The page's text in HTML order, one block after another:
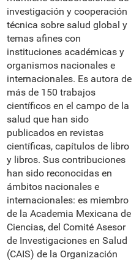
investigación y cooperación
técnica sobre salud global y
temas afines con
instituciones académicas y
organismos nacionales e
internacionales. Es autora de
más de 150 trabajos
científicos en el campo de la
salud que han sido
publicados en revistas
científicas, capítulos de libro
y libros. Sus contribuciones
han sido reconocidas en
ámbitos nacionales e
internacionales: es miembro
de la Academia Mexicana de
Ciencias, del Comité Asesor
de Investigaciones en Salud
(CAIS) de la Organización